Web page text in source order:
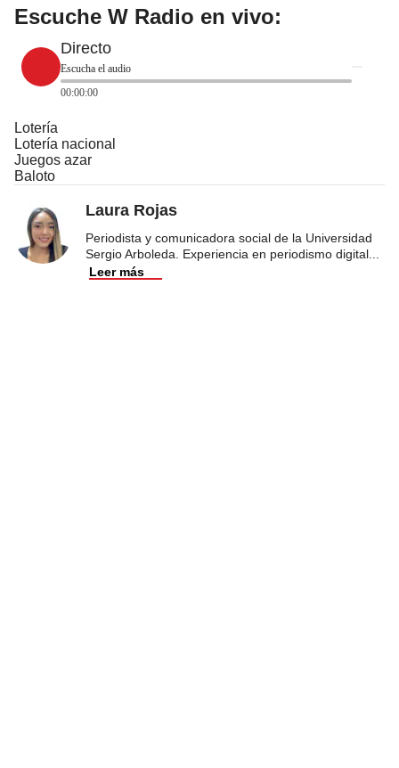
Escuche W Radio en vivo:
Directo
Escucha el audio
00:00:00
Lotería
Lotería nacional
Juegos azar
Baloto
Laura Rojas
Periodista y comunicadora social de la Universidad
Sergio Arboleda. Experiencia en periodismo digital
Leer más